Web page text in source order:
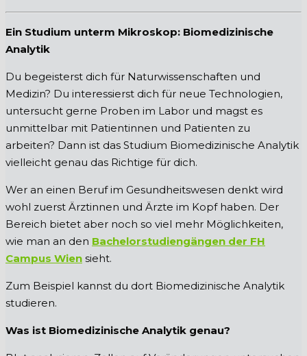
Ein Studium unterm Mikroskop: Biomedizinische
Analytik
Du begeisterst dich für Naturwissenschaften und
Medizin? Du interessierst dich für neue Technologien,
untersucht gerne Proben im Labor und magst es
unmittelbar mit Patientinnen und Patienten zu
arbeiten? Dann ist das Studium Biomedizinische Analytik
vielleicht genau das Richtige für dich.
Wer an einen Beruf im Gesundheitswesen denkt wird
wohl zuerst Ärztinnen und Ärzte im Kopf haben. Der
Bereich bietet aber noch so viel mehr Möglichkeiten,
wie man an den Bachelorstudiengängen der FH
Campus Wien sieht.
Zum Beispiel kannst du dort Biomedizinische Analytik
studieren.
Was ist Biomedizinische Analytik genau?